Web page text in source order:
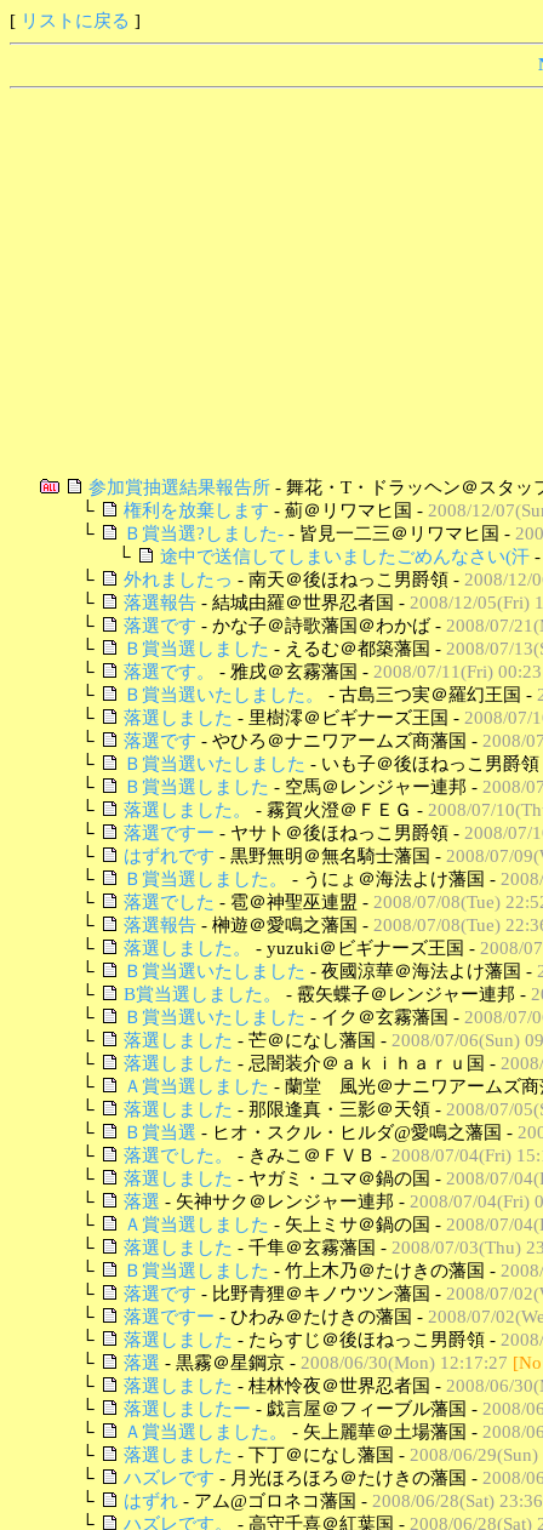
[ リストに戻る ]
参加賞抽選結果報告所 - 舞花・T・ドラッヘン＠スタッ
└
権利を放棄します - 薊＠リワマヒ国 - 2008/12/
└
Ｂ賞当選?しました- - 皆見一二三＠リワマヒ国 -
└
途中で送信してしまいましたごめんなさい(汗
└
外れましたっ - 南天＠後ほねっこ男爵領 - 2008/12/
└
落選報告 - 結城由羅＠世界忍者国 - 2008/12/05(Fri)
└
落選です - かな子＠詩歌藩国＠わかば - 2008/07/
└
Ｂ賞当選しました - えるむ＠都築藩国 - 2008/07/
└
落選です。 - 雅戌＠玄霧藩国 - 2008/07/11(Fri)
└
Ｂ賞当選いたしました。 - 古島三つ実＠羅幻王国 -
└
落選しました - 里樹澪＠ビギナーズ王国 - 2008/07/
└
落選です - やひろ＠ナニワアームズ商藩国 - 2008/
└
Ｂ賞当選いたしました - いも子＠後ほねっこ男爵
└
Ｂ賞当選しました - 空馬＠レンジャー連邦 - 2008/
└
落選しました。 - 霧賀火澄＠ＦＥＧ - 2008/07/
└
落選ですー - ヤサト＠後ほねっこ男爵領 - 2008/07/
└
はずれです - 黒野無明＠無名騎士藩国 - 2008/07/
└
Ｂ賞当選しました。 - うにょ＠海法よけ藩国 -
└
落選でした - 雹＠神聖巫連盟 - 2008/07/08(Tue)
└
落選報告 - 榊遊＠愛鳴之藩国 - 2008/07/08(Tue)
└
落選しました。 - yuzuki＠ビギナーズ王国 - 2008/
└
Ｂ賞当選いたしました - 夜國涼華＠海法よけ藩国 -
└
B賞当選しました。 - 霰矢蝶子＠レンジャー連邦 -
└
Ｂ賞当選いたしました - イク＠玄霧藩国 - 2008/07/
└
落選しました - 芒＠になし藩国 - 2008/07/06(Sun)
└
落選しました - 忌闇装介＠ａｋｉｈａｒｕ国 -
└
Ａ賞当選しました - 蘭堂 風光＠ナニワアームズ
└
落選しました - 那限逢真・三影＠天領 - 2008/07/
└
Ｂ賞当選 - ヒオ・スクル・ヒルダ@愛鳴之藩国 -
└
落選でした。 - きみこ＠ＦＶＢ - 2008/07/04(Fri)
└
落選しました - ヤガミ・ユマ＠鍋の国 - 2008/07/
└
落選 - 矢神サク＠レンジャー連邦 - 2008/07/04(Fri)
└
Ａ賞当選しました - 矢上ミサ＠鍋の国 - 2008/07/
└
落選しました - 千隼＠玄霧藩国 - 2008/07/03(Thu)
└
Ｂ賞当選しました - 竹上木乃＠たけきの藩国 -
└
落選です - 比野青狸＠キノウツン藩国 - 2008/07/
└
落選ですー - ひわみ＠たけきの藩国 - 2008/07/
└
落選しました - たらすじ＠後ほねっこ男爵領 -
└
落選 - 黒霧＠星鋼京 - 2008/06/30(Mon) 12:17:27
└
落選しました - 桂林怜夜＠世界忍者国 - 2008/06/
└
落選しましたー - 戯言屋＠フィーブル藩国 - 2008/
└
Ａ賞当選しました。 - 矢上麗華＠土場藩国 - 2008/
└
落選しました - 下丁＠になし藩国 - 2008/06/
└
ハズレです - 月光ほろほろ＠たけきの藩国 - 2008/
└
はずれ - アム@ゴロネコ藩国 - 2008/06/28(Sat)
└
ハズレです。 - 高守千喜＠紅葉国 - 2008/06/28(Sat)